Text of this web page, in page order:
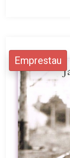
Emprestau